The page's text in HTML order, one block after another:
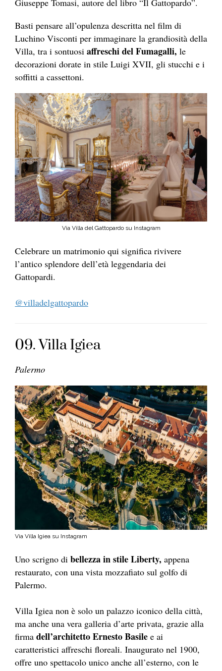
Giuseppe Tomasi, autore del libro “Il Gattopardo”.
Basti pensare all’opulenza descritta nel film di
Luchino Visconti per immaginare la grandiosità della
Villa, tra i sontuosi affreschi del Fumagalli, le
decorazioni dorate in stile Luigi XVII, gli stucchi e i
soffitti a cassettoni.
Via Villa del Gattopardo su Instagram
Celebrare un matrimonio qui significa rivivere
l’antico splendore dell’età leggendaria dei
Gattopardi.
@villadelgattopardo
09. Villa Igiea
Palermo
Via Villa Igiea su Instagram
Uno scrigno di bellezza in stile Liberty, appena
restaurato, con una vista mozzafiato sul golfo di
Palermo.
Villa Igiea non è solo un palazzo iconico della città,
ma anche una vera galleria d’arte privata, grazie alla
firma dell’architetto Ernesto Basile e ai
caratteristici affreschi floreali. Inaugurato nel 1900,
offre uno spettacolo unico anche all’esterno, con le